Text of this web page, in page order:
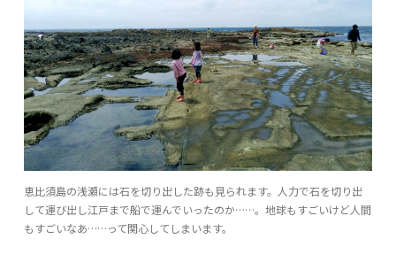
恵比須島の浅瀬には石を切り出した跡も見られます。人力で石を切り出
して運び出し江戸まで船で運んでいったのか……。地球もすごいけど人間
もすごいなあ……って関心してしまいます。